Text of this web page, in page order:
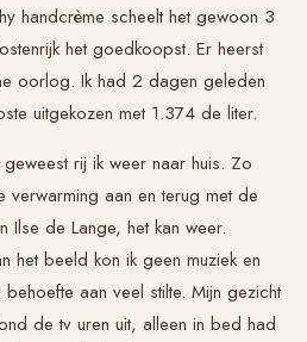
handcrème scheelt het gewoon 3
het goedkoopst. Er heerst
oorlog. Ik had 2 dagen geleden
uitgekozen met 1.374 de liter.
rij ik weer naar huis. Zo
aan en terug met de
Ilse de Lange, het kan weer.
het beeld kon ik geen muziek en
aan veel stilte. Mijn gezicht
de tv uren uit, alleen in bed had